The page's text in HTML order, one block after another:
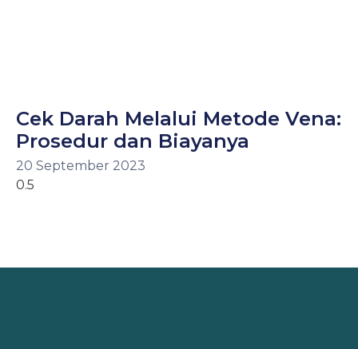
Cek Darah Melalui Metode Vena:
Prosedur dan Biayanya
20 September 2023